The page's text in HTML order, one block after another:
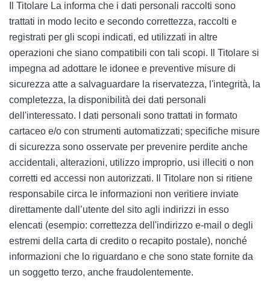
Il Titolare La informa che i dati personali raccolti sono
trattati in modo lecito e secondo correttezza, raccolti e
registrati per gli scopi indicati, ed utilizzati in altre
operazioni che siano compatibili con tali scopi. Il Titolare si
impegna ad adottare le idonee e preventive misure di
sicurezza atte a salvaguardare la riservatezza, l'integrità, la
completezza, la disponibilità dei dati personali
dell'interessato. I dati personali sono trattati in formato
cartaceo e/o con strumenti automatizzati; specifiche misure
di sicurezza sono osservate per prevenire perdite anche
accidentali, alterazioni, utilizzo improprio, usi illeciti o non
corretti ed accessi non autorizzati. Il Titolare non si ritiene
responsabile circa le informazioni non veritiere inviate
direttamente dall’utente del sito agli indirizzi in esso
elencati (esempio: correttezza dell'indirizzo e-mail o degli
estremi della carta di credito o recapito postale), nonché
informazioni che lo riguardano e che sono state fornite da
un soggetto terzo, anche fraudolentemente.